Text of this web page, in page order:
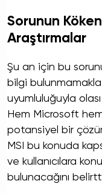
Sorunun
Araştırmalar
Şu an için bu
bilgi
uyumluluğuyla
Hem Microsoft
potansiyel bir
MSI bu konuda
ve kullanıcılara
bulunacağını